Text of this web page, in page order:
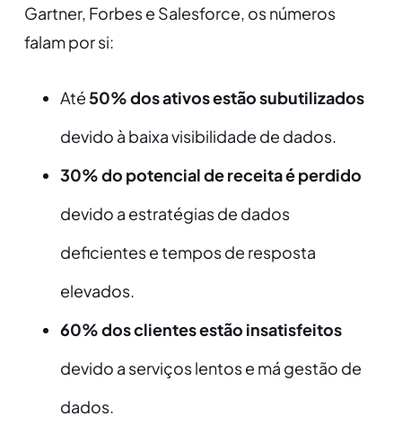
Gartner, Forbes e Salesforce, os números
falam por si:
Até 50% dos ativos estão subutilizados
devido à baixa visibilidade de dados.
30% do potencial de receita é perdido
devido a estratégias de dados
deficientes e tempos de resposta
elevados.
60% dos clientes estão insatisfeitos
devido a serviços lentos e má gestão de
dados.